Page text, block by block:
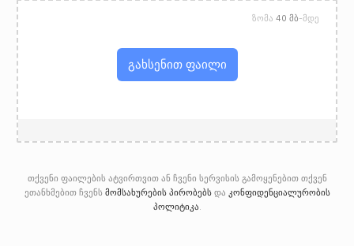
გახსენით ფაილი
ზომა 40 მბ-მდე
თქვენი ფაილების ატვირთვით ან ჩვენი სერვისის გამოყენებით თქვენ
ეთანხმებით ჩვენს მომსახურების პირობებსდა კონფიდენციალურობის
პოლიტიკა.